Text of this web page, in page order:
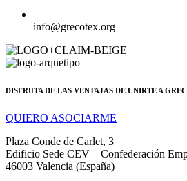
info@grecotex.org
DISFRUTA DE LAS VENTAJAS DE UNIRTE A
QUIERO ASOCIARME
Plaza Conde de Carlet, 3
Edificio Sede CEV – Confederación
46003 Valencia (España)